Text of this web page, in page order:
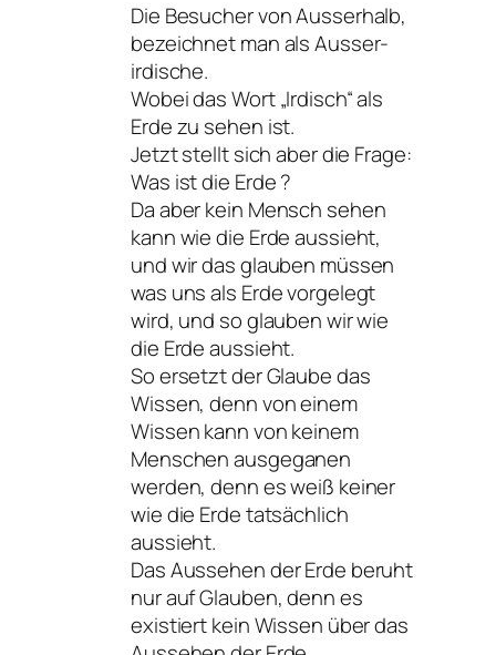
Die Besucher von Ausserhalb,
bezeichnet man als Ausser-
irdische.
Wobei das Wort „Irdisch“ als
Erde zu sehen ist.
Jetzt stellt sich aber die Frage:
Was ist die Erde ?
Da aber kein Mensch sehen
kann wie die Erde aussieht,
und wir das glauben müssen
was uns als Erde vorgelegt
wird, und so glauben wir wie
die Erde aussieht.
So ersetzt der Glaube das
Wissen, denn von einem
Wissen kann von keinem
Menschen ausgeganen
werden, denn es weiß keiner
wie die Erde tatsächlich
aussieht.
Das Aussehen der Erde beruht
nur auf Glauben, denn es
existiert kein Wissen über das